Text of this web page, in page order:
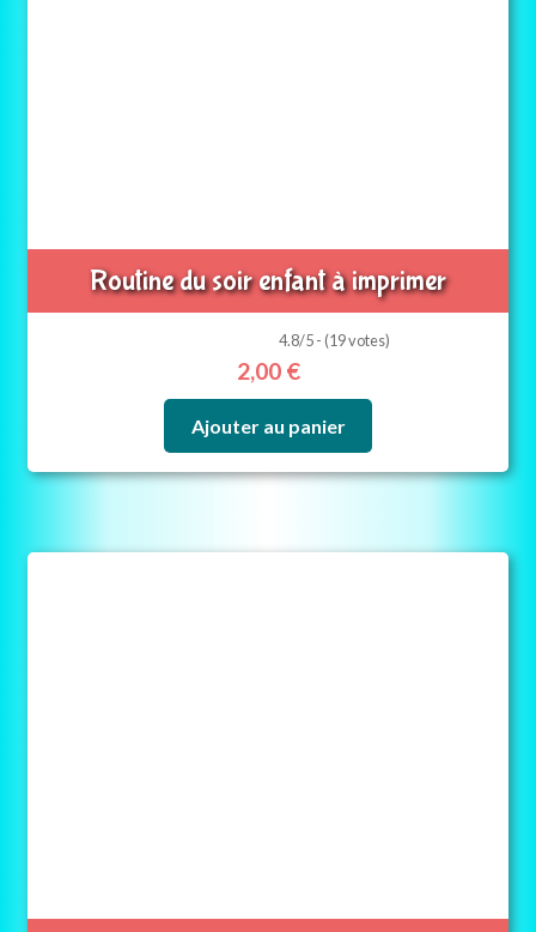
Routine du soir enfant à imprimer
4.8/5 - (19 votes)
2,00 €
Ajouter au panier